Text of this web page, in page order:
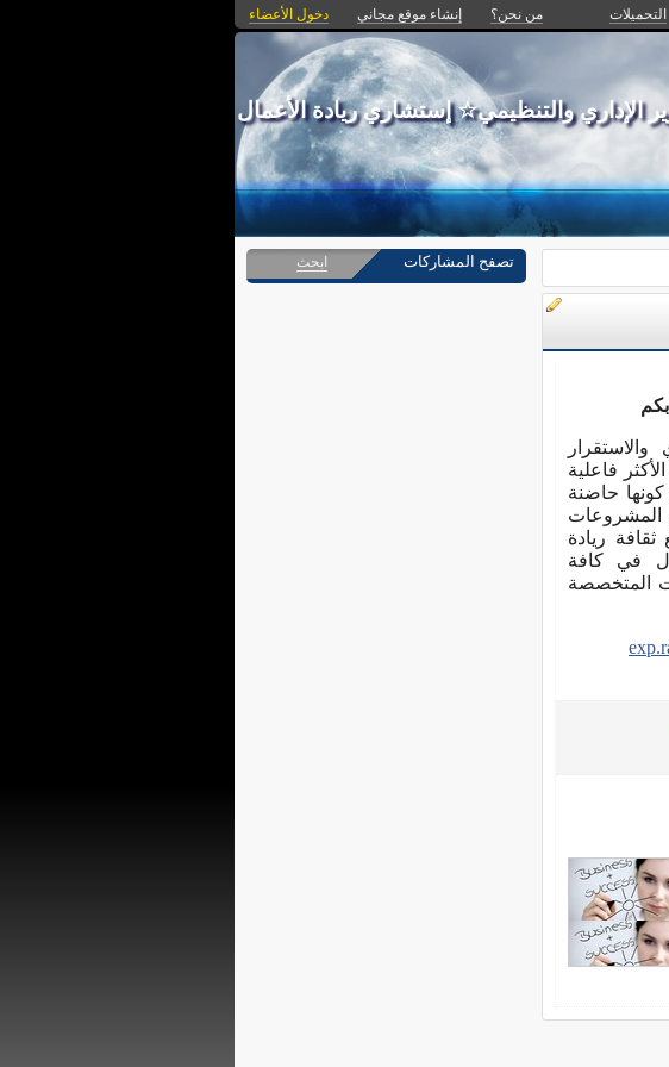
التحميلات من نحن؟ إنشاء موقع مجاني دخول الأعضاء
الإداري والتنظيمي☆ إستشاري ريادة الأعمال
فاعلية
حاضنة
المشروعات
ريادة
في كافة
المتخصصة
تصفح المشاركات ابحث